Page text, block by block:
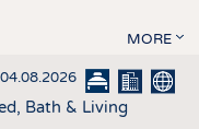
MORE
04.08.2026
Bath & Living